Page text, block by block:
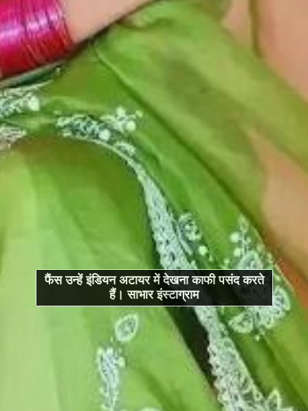
फैंस उन्हें इंडियन अटायर में देखना काफी पसंद करते
हैं। साभार इंस्टाग्राम